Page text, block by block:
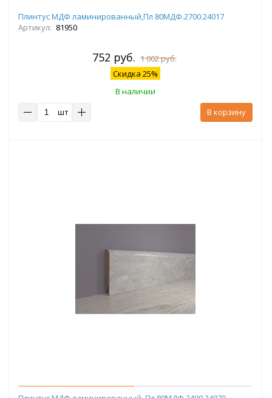
Плинтус МДФ ламинированный,Пл 80МДФ.2700.24017
Артикул: 81950
752 руб. 1 002 руб.
Скидка 25%
В наличии
шт
В корзину